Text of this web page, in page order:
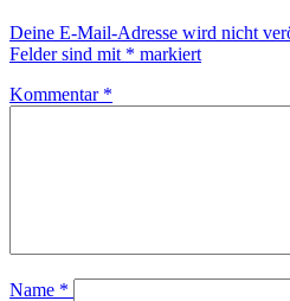
Deine E-Mail-Adresse wird nicht
Felder sind mit * markiert
Kommentar *
Name *